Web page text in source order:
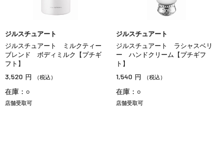
ジルスチュアート
ジルスチュアート ミルクティー
ブレンド ボディミルク【プチギ
フト】
3,520 円 （税込）
在庫：○
店舗受取可
ジルスチュアート
ジルスチュアート ラシャスベリ
ー ハンドクリーム【プチギフ
ト】
1,540 円 （税込）
在庫：○
店舗受取可